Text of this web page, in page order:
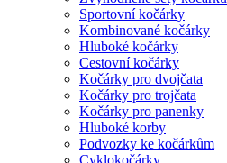
Sportovní kočárky
Kombinované kočárky
Hluboké kočárky
Cestovní kočárky
Kočárky pro dvojčata
Kočárky pro trojčata
Kočárky pro panenky
Hluboké korby
Podvozky ke kočárkům
Cyklokočárky